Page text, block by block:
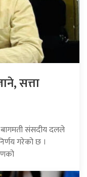
सत्ता
बागमती संसदीय दलले
गरेको छ ।